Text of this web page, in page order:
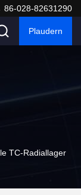
86-028-82631290
Plaudern
TC-Radiallager